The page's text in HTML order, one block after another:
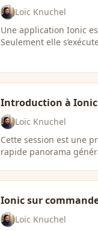
Loïc Knuchel
Une application Ionic
Seulement elle
Introduction à
Loïc Knuchel
Cette session est une
rapide panorama
Ionic sur
Loïc Knuchel